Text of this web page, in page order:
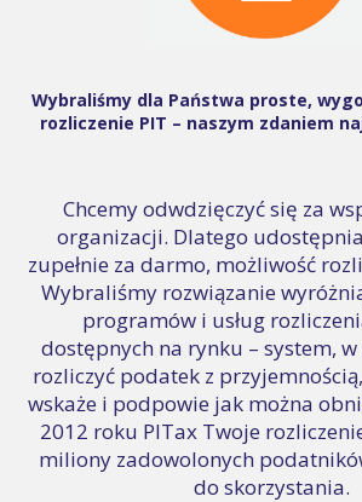
Wybraliśmy dla Państwa proste,
rozliczenie PIT – naszym zdaniem
Chcemy odwdzięczyć się za
organizacji. Dlatego
zupełnie za darmo, możliwość
Wybraliśmy rozwiązanie
programów i usług
dostępnych na rynku – system,
rozliczyć podatek z
wskaże i podpowie jak można
2012 roku PITax Twoje
miliony zadowolonych
do skorzystania.